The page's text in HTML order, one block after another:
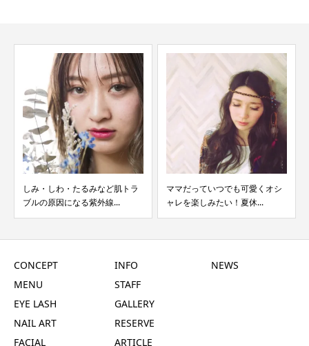
ママだっていつでも可愛くオシ
ャレを楽しみたい！夏休...
梅雨の季節。むくみや肌荒れな
どのトラブルを解消して...
CONCEPT
MENU
EYE LASH
NAIL ART
FACIAL
INFO
STAFF
GALLERY
RESERVE
ARTICLE
NEWS